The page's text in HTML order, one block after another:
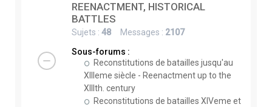
REENACTMENT, HISTORICAL
BATTLES
Sujets : 48 Messages : 2107
Sous-forums :
Reconstitutions de batailles jusqu'au
XIIIeme siècle - Reenactment up to the
XIIIth. century
Reconstitutions de batailles XIVeme et